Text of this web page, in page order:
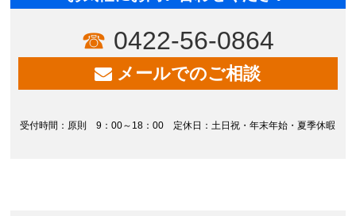
0422-56-0864
メールでのご相談
受付時間：原則 9：00～18：00 定休日：土日祝・年末年始・夏季休暇